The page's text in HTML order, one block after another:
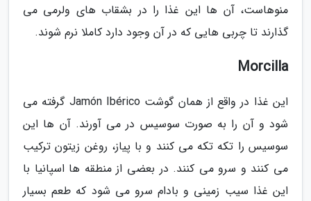
منوهاست، آن ها این غذا را در بشقاب های ولرمی می
گذارند تا چربی هایی که در آن وجود دارد کاملا نرم شوند.
Morcilla
این غذا در واقع از همان گوشت Jamón Ibérico گرفته می
شود و آن را به صورت سوسیس در می آورند. آن ها این
سوسیس را تکه تکه می کنند و با پیاز، روغن زیتون ترکیب
می کنند و سرو می کنند. در بعضی از منطقه ها اسپانیا با
این غذا سیب زمینی و بادام سرو می شود که طعم بسیار